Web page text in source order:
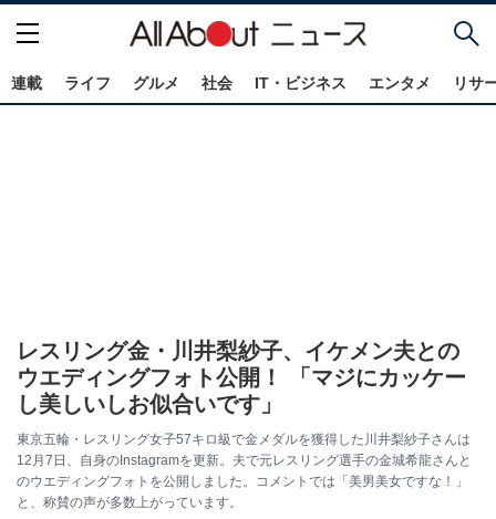
連載 ライフ グルメ 社会 IT・ビジネス エンタメ リサ
レスリング金・川井梨紗子、イケメン夫との
ウエディングフォト公開！ 「マジにカッケー
し美しいしお似合いです」
東京五輪・レスリング女子57キロ級で金メダルを獲得した川井梨紗子さんは
12月7日、自身のInstagramを更新。夫で元レスリング選手の金城希龍さんと
のウエディングフォトを公開しました。コメントでは「美男美女ですな！」
と、称賛の声が多数上がっています。